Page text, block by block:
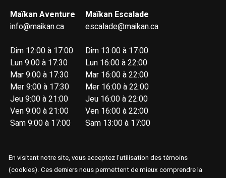
Maïkan Aventure
info@maikan.ca
Dim 12:00 à 17:00
Lun 9:00 à 17:30
Mar 9:00 à 17:30
Mer 9:00 à 17:30
Jeu 9:00 à 21:00
Ven 9:00 à 21:00
Sam 9:00 à 17:00
Maïkan Escalade
escalade@maikan.ca
Dim 13:00 à 17:00
Lun 16:00 à 22:00
Mar 16:00 à 22:00
Mer 16:00 à 22:00
Jeu 16:00 à 22:00
Ven 16:00 à 22:00
Sam 13:00 à 17:00
En visitant notre site, vous acceptez l'utilisation des témoins
(cookies). Ces derniers nous permettent de mieux comprendre la